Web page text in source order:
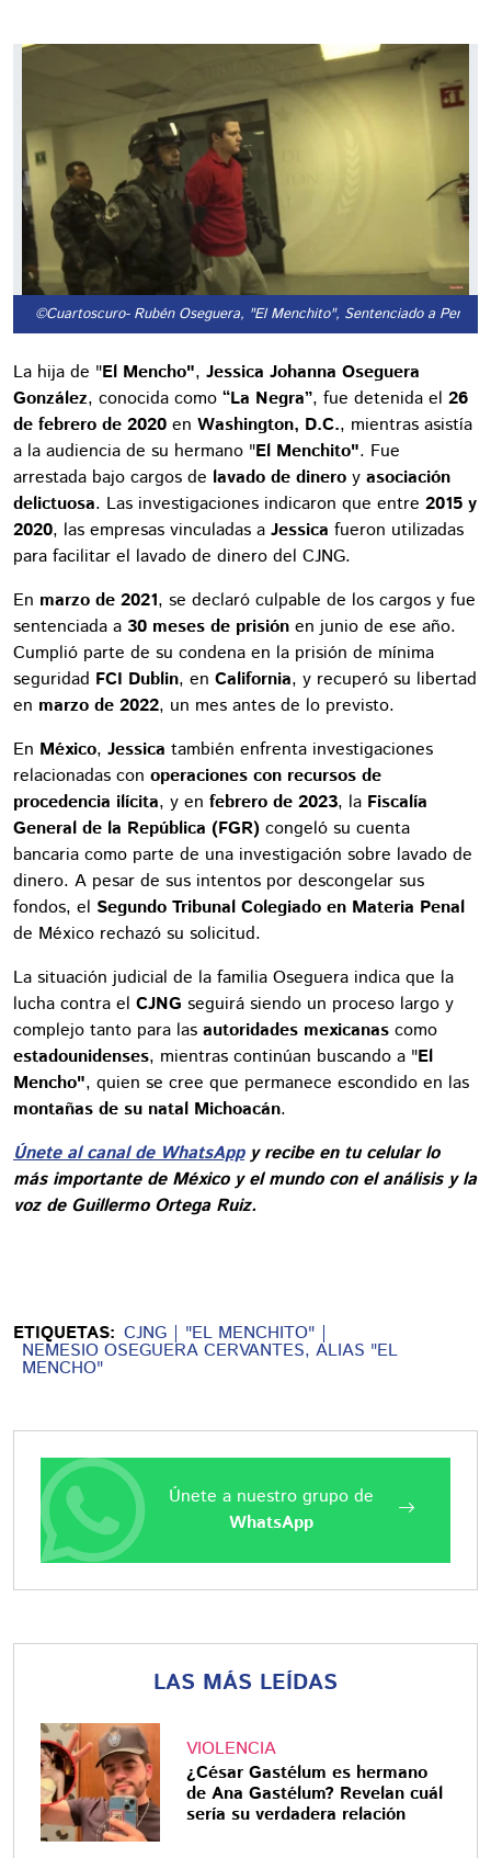
©Cuartoscuro- Rubén Oseguera, "El Menchito", Sentenciado a
La hija de "El Mencho", Jessica Johanna Oseguera
González, conocida como “La Negra”, fue detenida el 26
de febrero de 2020 en Washington, D.C., mientras asistía
a la audiencia de su hermano "El Menchito". Fue
arrestada bajo cargos de lavado de dinero y asociación
delictuosa. Las investigaciones indicaron que entre 2015 y
2020, las empresas vinculadas a Jessica fueron utilizadas
para facilitar el lavado de dinero del CJNG.
En marzo de 2021, se declaró culpable de los cargos y fue
sentenciada a 30 meses de prisión en junio de ese año.
Cumplió parte de su condena en la prisión de mínima
seguridad FCI Dublin, en California, y recuperó su libertad
en marzo de 2022, un mes antes de lo previsto.
En México, Jessica también enfrenta investigaciones
relacionadas con operaciones con recursos de
procedencia ilícita, y en febrero de 2023, la Fiscalía
General de la República (FGR) congeló su cuenta
bancaria como parte de una investigación sobre lavado de
dinero. A pesar de sus intentos por descongelar sus
fondos, el Segundo Tribunal Colegiado en Materia Penal
de México rechazó su solicitud.
La situación judicial de la familia Oseguera indica que la
lucha contra el CJNG seguirá siendo un proceso largo y
complejo tanto para las autoridades mexicanas como
estadounidenses, mientras continúan buscando a "El
Mencho", quien se cree que permanece escondido en las
montañas de su natal Michoacán.
Únete al canal de WhatsAppy recibe en tu celular lo
más importante de México y el mundo con el análisis y la
voz de Guillermo Ortega Ruiz.
ETIQUETAS: CJNG "EL MENCHITO"
NEMESIO OSEGUERA CERVANTES, ALIAS "EL
MENCHO"
Únete a nuestro grupo de
WhatsApp
LAS MÁS LEÍDAS
VIOLENCIA
¿César Gastélum es hermano
de Ana Gastélum? Revelan cuál
sería su verdadera relación